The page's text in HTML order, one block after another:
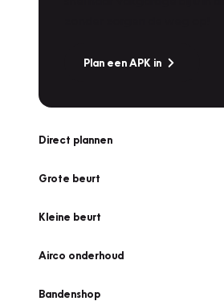
Plan een APK in
Direct plannen
Grote beurt
Kleine beurt
Airco onderhoud
Bandenshop